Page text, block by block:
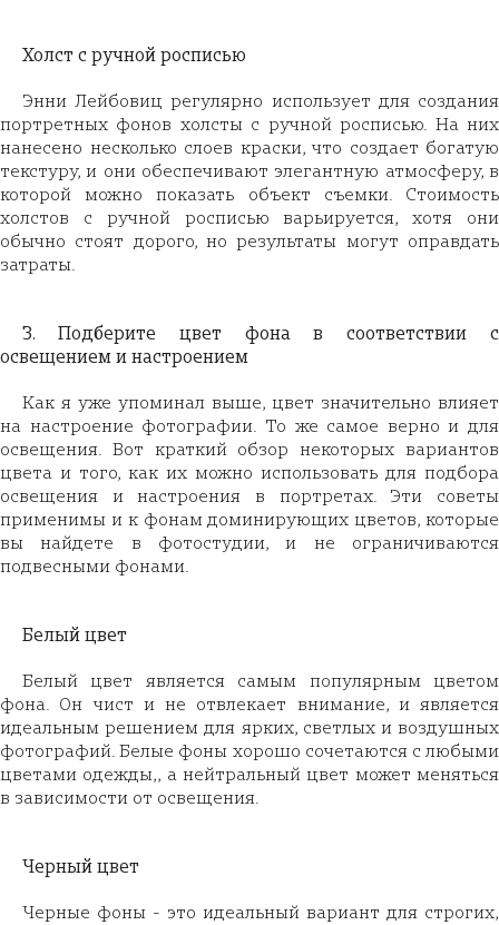
Холст с ручной росписью
Энни Лейбовиц регулярно использует для создания
портретных фонов холсты с ручной росписью. На них
нанесено несколько слоев краски, что создает богатую
текстуру, и они обеспечивают элегантную атмосферу, в
которой можно показать объект съемки. Стоимость
холстов с ручной росписью варьируется, хотя они
обычно стоят дорого, но результаты могут оправдать
затраты.
3. Подберите цвет фона в соответствии с
освещением и настроением
Как я уже упоминал выше, цвет значительно влияет
на настроение фотографии. То же самое верно и для
освещения. Вот краткий обзор некоторых вариантов
цвета и того, как их можно использовать для подбора
освещения и настроения в портретах. Эти советы
применимы и к фонам доминирующих цветов, которые
вы найдете в фотостудии, и не ограничиваются
подвесными фонами.
Белый цвет
Белый цвет является самым популярным цветом
фона. Он чист и не отвлекает внимание, и является
идеальным решением для ярких, светлых и воздушных
фотографий. Белые фоны хорошо сочетаются с любыми
цветами одежды,, а нейтральный цвет может меняться
в зависимости от освещения.
Черный цвет
Черные фоны - это идеальный вариант для строгих,